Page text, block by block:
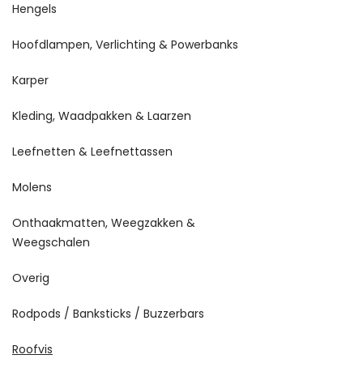
Hengels
Hoofdlampen, Verlichting & Powerbanks
Karper
Kleding, Waadpakken & Laarzen
Leefnetten & Leefnettassen
Molens
Onthaakmatten, Weegzakken &
Weegschalen
Overig
Rodpods / Banksticks / Buzzerbars
Roofvis